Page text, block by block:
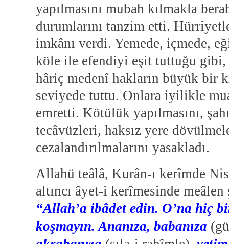
yapılmasını mubah kılmakla
durumlarını tanzim etti.
imkânı verdi. Yemede, içmede,
köle ile efendiyi eşit tuttuğu gibi,
hâriç medenî hakların büyük bir
seviyede tuttu. Onlara iyilikle
emretti. Kötülük yapılmasını,
tecâvüzleri, haksız yere
cezalandırılmalarını yasakladı.
Allahü teâlâ, Kurân-ı kerîmde
altıncı âyet-i kerîmesinde
“Allah’a ibâdet edin. O’na hiç
koşmayın. Ananıza, babanıza